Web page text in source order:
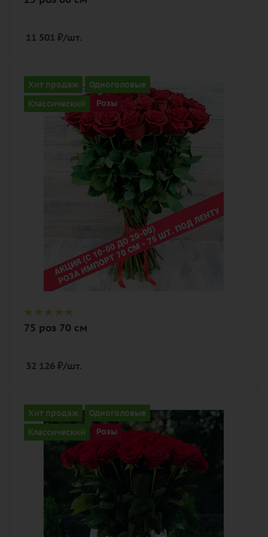
11 501 ₽/шт.
Хит продаж
Одноголовые
Классический
Розы
Количество
75
алый, бордовый, красный, чайный
роза, лента
75 роз 70 см
32 126 ₽/шт.
Хит продаж
Одноголовые
Классический
Розы
Количество
25
алый, бордовый, красный, чайный
роза, лента